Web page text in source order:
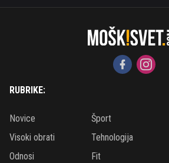
RUBRIKE:
Novice Šport
Visoki obrati
Tehnologija
Odnosi
Fit